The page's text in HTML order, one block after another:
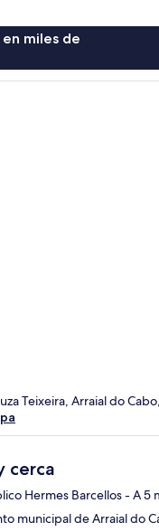
miles de
Teixeira, Arraial do
cerca
Hermes Barcellos- A 5
municipal de Arraial do